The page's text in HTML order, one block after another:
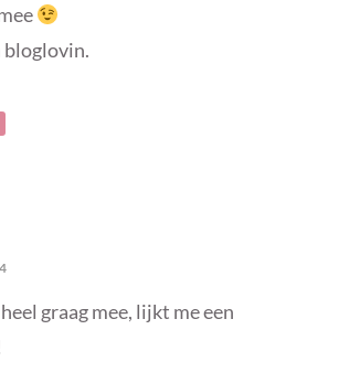
bloglovin.
graag mee, lijkt me een